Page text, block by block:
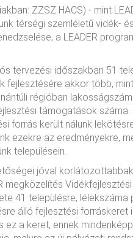
ZZSZ HACS) - mint
térségi szemléletű vidék-
a LEADER
tervezési időszakban 51
fejlesztésére akkor több,
régióban
támogatások
forrás került nálunk
ezekre az eredményekre,
településein.
jóval korlátozottabbak
megközelítés
41 településre, lélekszáma
álló fejlesztési forráskeret
a keret, ennek